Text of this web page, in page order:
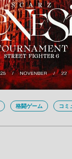
格闘ゲーム コミ